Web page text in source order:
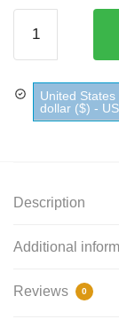
Tinto
Orgánico
Cabernet
Sauvignon
"Autrement"
United States
dollar ($) -
Description
Additional
Reviews 0